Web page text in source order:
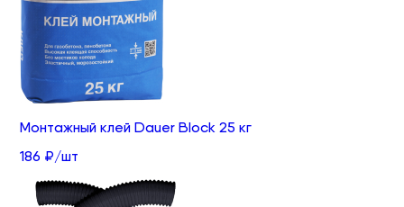
Монтажный клей Dauer Block 25 кг
186 ₽/шт